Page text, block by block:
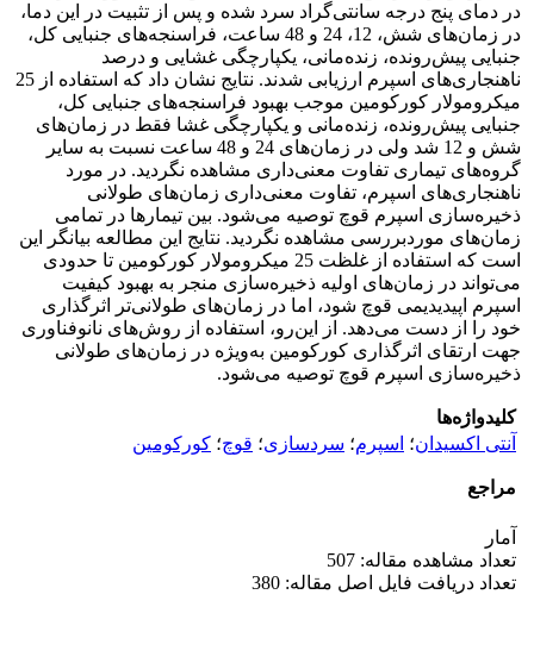
در دمای پنج درجه سانتی‌گراد سرد شده و پس از تثبیت در این دما،
در زمان‌های شش، 12، 24 و 48 ساعت، فراسنجه‌های جنبایی کل،
جنبایی پیش‌رونده، زنده‌مانی، یکپارچگی غشایی و درصد
ناهنجاری‌های اسپرم ارزیابی شدند. نتایج نشان داد که استفاده از 25
میکرومولار کورکومین موجب بهبود فراسنجه‌های جنبایی کل،
جنبایی پیش‌رونده، زنده‌مانی و یکپارچگی غشا فقط در زمان‌های
شش و 12 شد ولی در زمان‌های 24 و 48 ساعت نسبت به سایر
گروه‌های تیماری تفاوت معنی‌داری مشاهده نگردید. در مورد
ناهنجاری‌های اسپرم، تفاوت معنی‌داری زمان‌های طولانی
ذخیره‌سازی اسپرم قوچ توصیه می‌شود. بین تیمارها در تمامی
زمان‌های موردبررسی مشاهده نگردید. ‌نتایج این مطالعه بیانگر این
است که استفاده از غلظت 25 میکرومولار کورکومین تا حدودی
می‌تواند در زمان‌های اولیه ذخیره‌سازی منجر به بهبود کیفیت
اسپرم اپیدیدیمی قوچ شود، اما در زمان‌های طولانی‌تر اثرگذاری
خود را از دست می‌دهد. از این‌رو، استفاده از روش‌های نانوفناوری
جهت ارتقای اثرگذاری کورکومین به‌ویژه در زمان‌های طولانی
ذخیره‌سازی اسپرم قوچ توصیه می‌شود.
کلیدواژه‌ها
آنتی اکسیدان؛ اسپرم؛ سردسازی؛ قوچ؛ کورکومین
مراجع
آمار
تعداد مشاهده مقاله: 507
تعداد دریافت فایل اصل مقاله: 380